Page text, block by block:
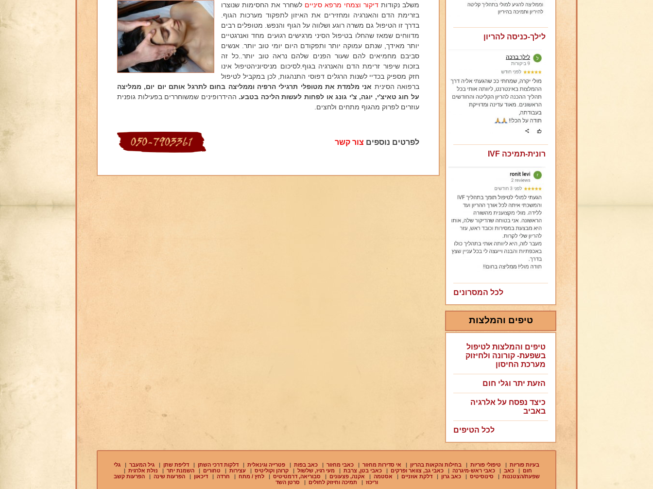
משלב נקודות דיקור וצמחי מרפא סיניים לשחרר את החסימות שנוצרו
בזרימת הדם והאנרגיה ומחזירים את האיזון לתפקוד מערכות הגוף.
בדרך זו הטיפול גם משרה רוגע ושלווה על הגוף והנפש. מטופלים רבים
מדווחים שמאז שהחלו בטיפול הסיני מרגישים רגועים מחד ואנרגטיים
יותר מאידך, שנתם עמוקה יותר ותפקודם היום יומי טוב יותר. אנשים
סביבם מחמיאים להם שעור הפנים שלהם נראה טוב יותר..כל זה
בזכות שיפור זרימת הדם והאנרגיה בגוף.לסיכום מניסיוניהטיפול אינו
חזק מספיק בכדיי לשנות הרגלים דפוסי התנהגות, לכן במקביל לטיפול
ברפואה הסינית אני מלמדת את מטופלי תרגילי הרפיה וממליצה בחום לתרגל אותם יום יום, ממליצה
על חוג טאיצ'י, יוגה, צ'י גונג או לפחות לעשות הליכה בטבע. ההידרופינים שמשוחררים בפעילות גופנית
עוזרים לפרוק מהגוף מתחים ולחצים.
לפרטים נוספים צור קשר
לילך-כניסה להריון
רונית-תמיכה IVF
לכל המסרונים
טיפים והמלצות
טיפים והמלצות לטיפול
בשפעת- קורונה ולחיזוק
מערכת החיסון
הזעת יתר וגלי חום
כיצד נפסח על אלרגיה
באביב
לכל הטיפים
בעיות פוריות | טיפולי פוריות | בחילות והקאות בהריון | אי סדירות מחזור | כאבי מחזור | כאב בפות | פטרייה וגינאלית | דלקות דרכי השתן | דליפת שתן | גיל המעבר | גלי
חום | כאב | כאבי ראש-מיגרנה | כאבי גב, צוואר ופרקים | כאבי בטן, צרבת | מעי רגיז, שלשול | קרוהן וקוליטיס | עצירות | טחורים | השמנת יתר | נזלת אלרגית |
שפעת/הצטננות | סינוסיטיס |כאב גרון |דלקת אוזניים | אסטמה | אקנה, פצעונים | סבוריאה, דרמטיטיס |לחץ / מתח | חרדה |דיכאון |הפרעות שינה |הפרעות קשב
וריכוז | תמיכה וחיזוק לחולים | סרטן השד